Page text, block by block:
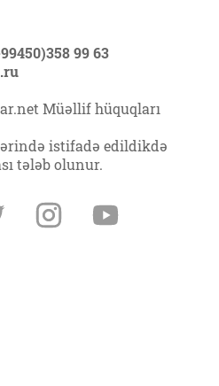
99 63
Müəllif hüquqları
istifadə edildikdə
tələb olunur.